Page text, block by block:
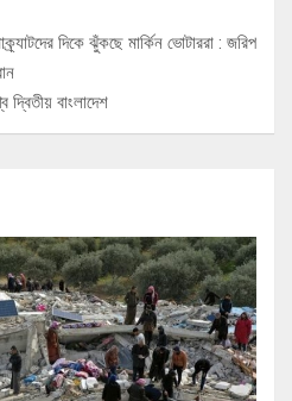
দিকে ঝুঁকছে মার্কিন ভোটাররা : জরিপ
দ্বিতীয় বাংলাদেশ